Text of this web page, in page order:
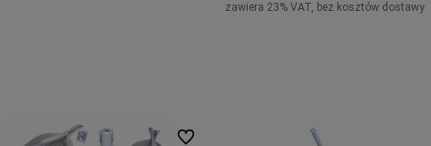
zawiera 23% VAT, bez kosztów dostawy
Do ulubionych